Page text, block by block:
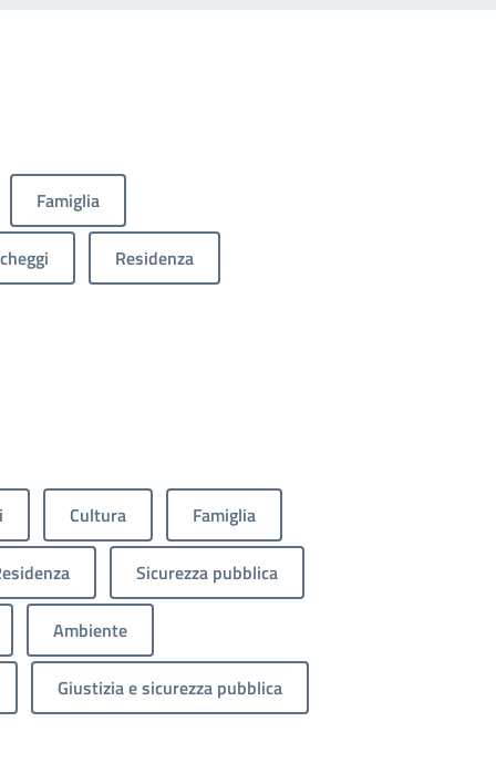
Famiglia
Residenza
Cultura Famiglia
Sicurezza pubblica
Ambiente
Giustizia e sicurezza pubblica